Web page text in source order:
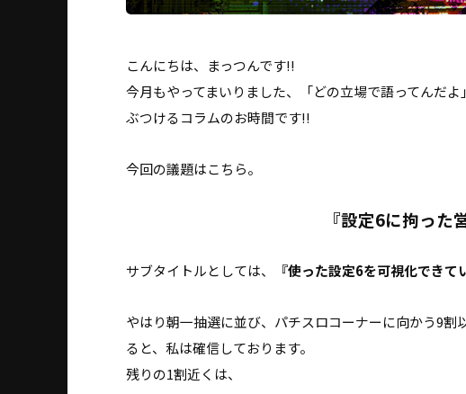
こんにちは、まっつんです!!
今月もやってまいりました、「どの立場で語ってんだ
ぶつけるコラムのお時間です!!
今回の議題はこちら。
『設定6に拘った
サブタイトルとしては、 『使った設定6を可視化できて
やはり朝一抽選に並び、パチスロコーナーに向かう9割
ると、私は確信しております。
残りの1割近くは、